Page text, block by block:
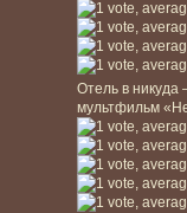
Отель в
мультфильм